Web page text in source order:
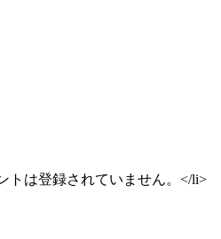
トは登録されていません。</li>